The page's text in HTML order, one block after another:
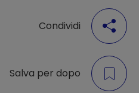
Condividi
Salva per dopo